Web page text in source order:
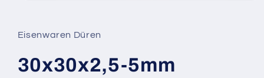
Modal
öffnen
Eisenwaren Düren
30x30x2,5-5mm